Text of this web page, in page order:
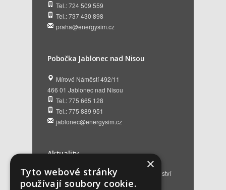
Tel.: 724 509 559
Tel.: 737 430 898
praha@energysim.cz
Pobočka Jablonec nad Nisou
Mírové Náměstí 492/11
466 01 Jablonec nad Nisou
Tel.: 775 665 128
Tel.: 775 889 951
jablonec@energysim.cz
Aktuality
Renovační pasy budov a dotační poradenství
12. 6. 2026
×
Tyto webové stránky
používají soubory cookie.